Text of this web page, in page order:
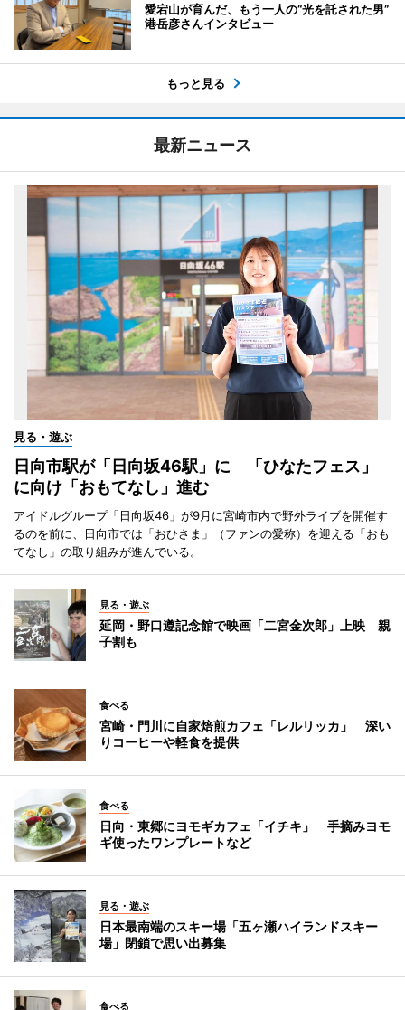
愛宕山が育んだ、もう一人の“光を託された男”
港岳彦さんインタビュー
もっと見る
最新ニュース
見る・遊ぶ
日向市駅が「日向坂46駅」に 「ひなたフェス」
に向け「おもてなし」進む
アイドルグループ「日向坂46」が9月に宮崎市内で野外ライブを開催す
るのを前に、日向市では「おひさま」（ファンの愛称）を迎える「おも
てなし」の取り組みが進んでいる。
見る・遊ぶ
延岡・野口遵記念館で映画「二宮金次郎」上映 親
子割も
食べる
宮崎・門川に自家焙煎カフェ「レルリッカ」 深い
りコーヒーや軽食を提供
食べる
日向・東郷にヨモギカフェ「イチキ」 手摘みヨモ
ギ使ったワンプレートなど
見る・遊ぶ
日本最南端のスキー場「五ヶ瀬ハイランドスキー
場」閉鎖で思い出募集
食べる